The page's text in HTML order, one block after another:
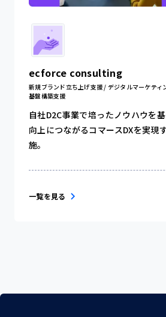
ecforce consulting
新規ブランド立ち上げ支援 / デジタルマーケティ
基盤構築支援
自社D2C事業で培ったノウハウを
向上につながるコマースDXを実現
施。
一覧を見る